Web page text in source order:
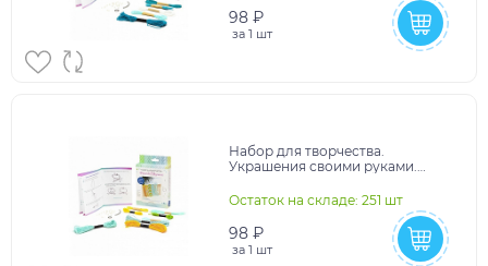
98 ₽
за 1 шт
Набор для творчества.
Украшения своими руками.
день. Арт. 08061
Остаток на складе: 251 шт
98 ₽
за 1 шт